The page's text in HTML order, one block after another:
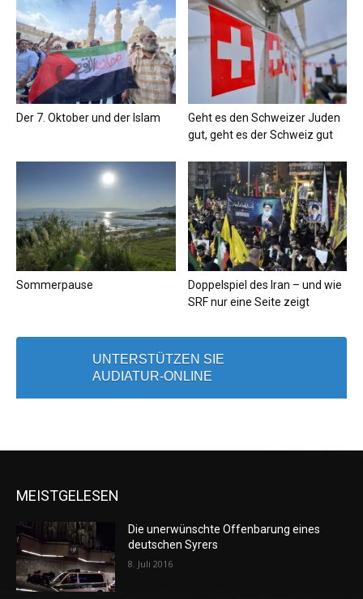
Der 7. Oktober und der Islam
Geht es den Schweizer Juden
gut, geht es der Schweiz gut
Sommerpause
Doppelspiel des Iran – und wie
SRF nur eine Seite zeigt
UNTERSTÜTZEN SIE
AUDIATUR-ONLINE
MEISTGELESEN
Die unerwünschte Offenbarung eines
deutschen Syrers
8. Juli 2016